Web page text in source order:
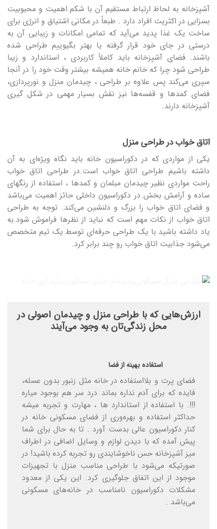
آشپزخانه به لحاظ ارتباط مستقیم آن با شکم اهمیت و محبوبیت
بسزایی در اکثریت افراد دارد . طبعاً در مکانی اشتیاق و انرژی برای
ساخت یک غذا پدید می‌آید که تمامی امکانات و زیبایی آن به
درستی در جای خود قرار گرفته یا بهتر بگیوییم طراحی شده
باشند. فضای آشپزخانه باید کاملاً کاربردی ، استاندارد و زیبا
طراحی شود چرا که خانم خانه همیشه بیشتر وقت خود را در آنجا
سپری می‌کند پس علاوه بر طراحی ، چیدمان منزل و نورپردازی،
فضای کمدها و قفسه‌ها نیز نقش بسیار مهمی در شکل گیری
آشپزخانه دارند.
اتاق خواب در طراحی منزل
یکی از مواردی که در دکوراسیون خانه باید نگاه ویژه‌ای به آن
داشته باشیم طراحی اتاق خواب است.در طراحی اتاق خواب
راحت مواردی نظیر چیدمان مبلمان و کمدها ، استفاده از رنگهای
ساده و آرامش بخش در دکوراسیون داخلی حائز اهمیت می‌باشد
و فضای اتاق خواب را بزرگ و دلنشین می‌کند. توجه به طراحی
اتاق خواب از نکات مهم است که نباید از نظرها فراموش شود.به
یاد داشته باشید با یک طراحی حرفه‌ای توسط یک تیم متخصص
می‌شود جذابیت اتاق خواب رو چند برابر کرد.
ارزش‌هایی که با طراحی منزل و چیدمان اصولی در
محل زندگی‌تان به وجود می‌آیند
استفاده بهینه از فضا
فضای پرت و بلااستفاده در خانه مثل زنبور بدون عسله،
فایده که برای آدم نداره بماند درد سر هم بوجود میاره
!!!. با استفاده از استاندارد ها ، مهارت و تجربه میشه
حداکثر استفاده و بهره‌وری از فضای مسکونی خانه در
کنار دکوراسیون عالی بدست آورد . تا به حال برای شما
پیش آمده که با دیدن لوازم و وسایل اضافی در اطراف
میز آشپزخانه حس ناخوشایندی رو تجربه کرده باشید! در
صورتیکه می‌شود با طراحی مناسب منزل با تجهیزات
موجود از این اتفاق جلوگیری کرد. این یکی از معدود
مشکلات دکوراسیون نامناسب در خانه‌های مسکونی
می‌باشد .